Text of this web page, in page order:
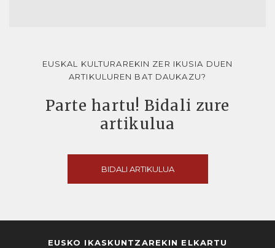
EUSKAL KULTURAREKIN ZER IKUSIA DUEN
ARTIKULUREN BAT DAUKAZU?
Parte hartu! Bidali zure
artikulua
BIDALI ARTIKULUA
EUSKO IKASKUNTZAREKIN ELKARTU